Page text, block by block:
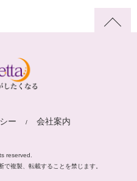
ー 会社案内
reserved.
複製、転載することを禁じます。